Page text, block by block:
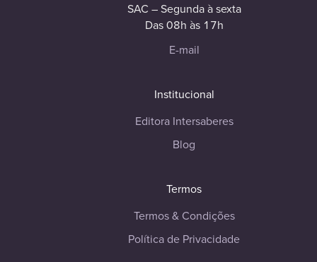
SAC – Segunda à sexta
Das 08h às 17h
E-mail
Institucional
Editora Intersaberes
Blog
Termos
Termos & Condições
Política de Privacidade